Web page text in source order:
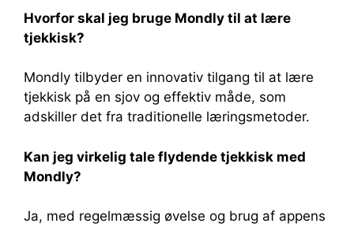
Hvorfor skal jeg bruge Mondly til at lære
tjekkisk?
Mondly tilbyder en innovativ tilgang til at lære
tjekkisk på en sjov og effektiv måde, som
adskiller det fra traditionelle læringsmetoder.
Kan jeg virkelig tale flydende tjekkisk med
Mondly?
Ja, med regelmæssig øvelse og brug af appens